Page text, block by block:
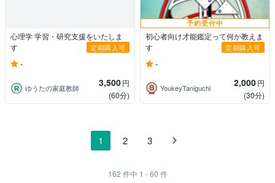
心理学 学習・研究支援をいたしま
す
定期購入可
-
ゆうたの家庭教師 3,500円
(60分)
予約受付中
初心者向け才能鑑定って何か教えま
す
定期購入可
-
YoukeyTaniguchi 2,000円
(30分)
1 2 3
162 件中 1 - 60 件